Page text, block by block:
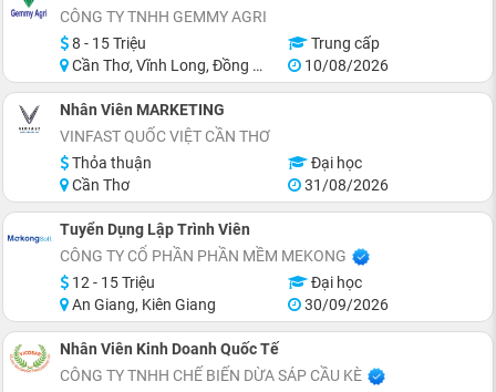
CÔNG TY TNHH GEMMY AGRI
8 - 15 Triệu
Trung cấp
Cần Thơ, Vĩnh Long, Đồng Tháp, Tiền Giang, Hậu Giang
10/08/2026
Nhân Viên MARKETING
VINFAST QUỐC VIỆT CẦN THƠ
Thỏa thuận
Đại học
Cần Thơ
31/08/2026
Tuyển Dụng Lập Trình Viên
CÔNG TY CỔ PHẦN PHẦN MỀM MEKONG
12 - 15 Triệu
Đại học
An Giang, Kiên Giang
30/09/2026
Nhân Viên Kinh Doanh Quốc Tế
CÔNG TY TNHH CHẾ BIẾN DỪA SÁP CẦU KÈ